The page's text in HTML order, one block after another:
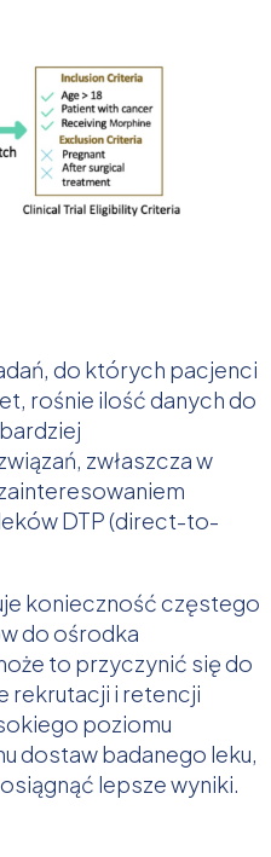
do których pacjenci
rośnie ilość danych do
zwłaszcza w
DTP (direct-to-
konieczność częstego
do ośrodka
to przyczynić się do
rekrutacji i retencji
poziomu
dostaw badanego leku,
lepsze wyniki.